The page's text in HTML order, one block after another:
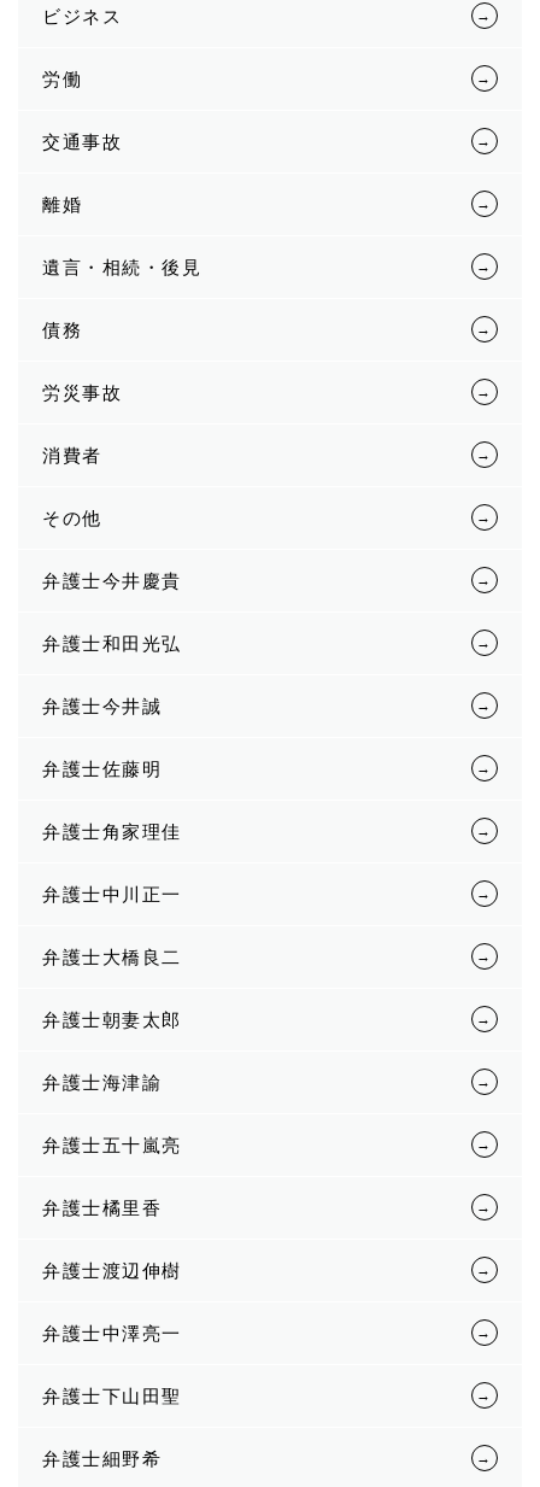
ビジネス
労働
交通事故
離婚
遺言・相続・後見
債務
労災事故
消費者
その他
弁護士今井慶貴
弁護士和田光弘
弁護士今井誠
弁護士佐藤明
弁護士角家理佳
弁護士中川正一
弁護士大橋良二
弁護士朝妻太郎
弁護士海津諭
弁護士五十嵐亮
弁護士橘里香
弁護士渡辺伸樹
弁護士中澤亮一
弁護士下山田聖
弁護士細野希